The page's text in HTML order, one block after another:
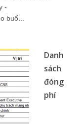
-
buổ...
Danh
sách
đóng
phí